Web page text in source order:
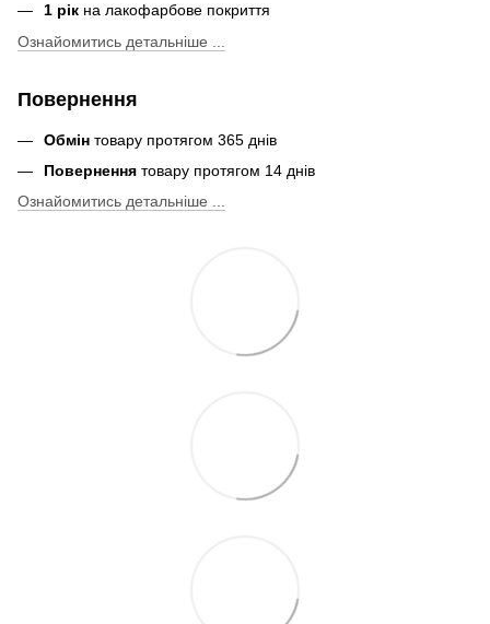
1 рік на лакофарбове покриття
Ознайомитись детальніше ...
Повернення
Обмін товару протягом 365 днів
Повернення товару протягом 14 днів
Ознайомитись детальніше ...